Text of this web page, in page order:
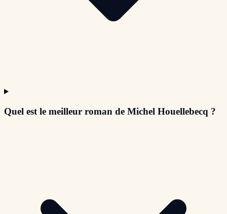
Quel est le meilleur roman de Michel Houellebecq ?